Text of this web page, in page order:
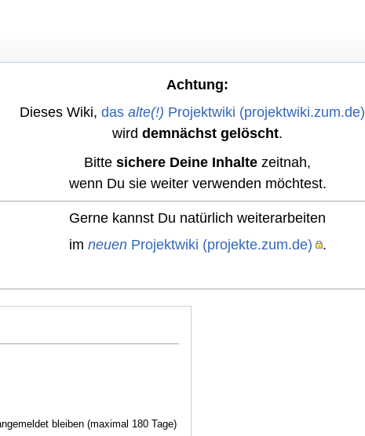
Achtung:
Dieses Wiki, das alte(!) Projektwiki (projektwiki.zum.de)
wird demnächst gelöscht.
Bitte sichere Deine Inhalte zeitnah,
wenn Du sie weiter verwenden möchtest.
Gerne kannst Du natürlich weiterarbeiten
im neuenProjektwiki (projekte.zum.de) .
bleiben (maximal 180 Tage)